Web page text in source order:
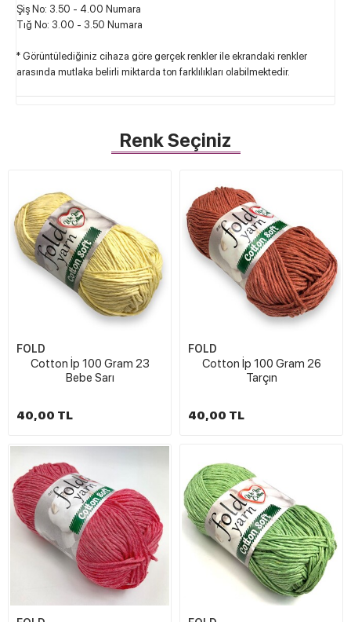
Şiş No: 3.50 - 4.00 Numara
Tığ No: 3.00 - 3.50 Numara
* Görüntülediğiniz cihaza göre gerçek renkler ile ekrandaki renkler
arasında mutlaka belirli miktarda ton farklılıkları olabilmektedir.
Renk Seçiniz
FOLD
Cotton İp 100 Gram 23
Bebe Sarı
40,00 TL
FOLD
Cotton İp 100 Gram 26
Tarçın
40,00 TL